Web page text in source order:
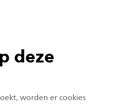
deze
worden er cookies